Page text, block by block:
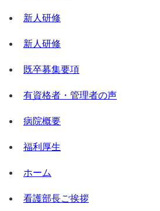
新人研修
新人研修
既卒募集要項
有資格者・管理者の声
病院概要
福利厚生
ホーム
看護部長ご挨拶